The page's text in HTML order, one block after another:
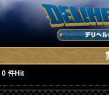
0 件Hit